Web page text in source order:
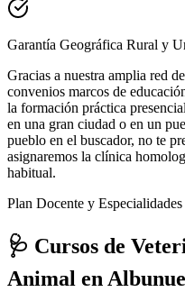
Garantía Geográfica Rural y
Gracias a nuestra amplia red
convenios marcos de
la formación práctica
en una gran ciudad o en un
pueblo en el buscador, no te
asignaremos la clínica
habitual.
Plan Docente y
🩺 Cursos de
Animal en